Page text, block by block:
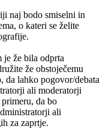
naj bodo smiselni in
o kateri se želite
je že bila odprta
že obstoječemu
lahko pogovor/debata
ali moderatorji
da bo
ali
za zaprtje.